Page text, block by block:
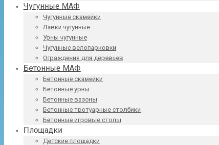
Чугунные МАФ
Чугунные скамейки
Лавки чугунные
Урны чугунные
Чугунные велопарковки
Ограждения для деревьев
Бетонные МАФ
Бетонные скамейки
Бетонные урны
Бетонные вазоны
Бетонные тротуарные столбики
Бетонные игровые столы
Площадки
Детские площадки